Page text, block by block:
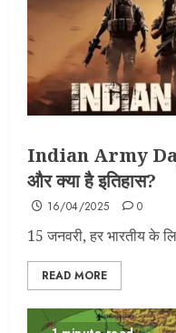
Indian Army Day:
और क्या है इतिहास?
16/04/2025 0
15 जनवरी, हर भारतीय के
READ MORE